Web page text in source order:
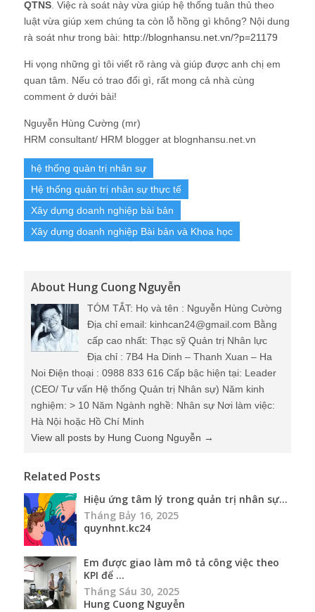
QTNS . Việc rà soát này vừa giúp hệ thống tuân thủ theo
luật vừa giúp xem chúng ta còn lỗ hồng gì không? Nội dung
rà soát như trong bài: http://blognhansu.net.vn/?p=21179
Hi vọng những gì tôi viết rõ ràng và giúp được anh chị em
quan tâm. Nếu có trao đổi gì, rất mong cả nhà cùng
comment ở dưới bài!
Nguyễn Hùng Cường (mr)
HRM consultant/ HRM blogger at blognhansu.net.vn
hệ thống quản trị nhân sự
Hệ thống quản trị nhân sự thực tế
Xây dựng doanh nghiệp bài bản
Xây dựng doanh nghiệp Bài bản và Khoa học
About Hung Cuong Nguyễn
TÓM TẮT: Họ và tên : Nguyễn Hùng Cường
Địa chỉ email: kinhcan24@gmail.com Bằng
cấp cao nhất: Thạc sỹ Quản trị Nhân lực
Địa chỉ : 7B4 Ha Dinh – Thanh Xuan – Ha
Noi Điện thoại : 0988 833 616 Cấp bậc hiện tại: Leader
(CEO/ Tư vấn Hệ thống Quản trị Nhân sự) Năm kinh
nghiệm: > 10 Năm Ngành nghề: Nhân sự Nơi làm việc:
Hà Nội hoặc Hồ Chí Minh
View all posts by Hung Cuong Nguyễn →
Related Posts
Hiệu ứng tâm lý trong quản trị nhân sự...
Tháng Bảy 16, 2025
quynhnt.kc24
Em được giao làm mô tả công việc theo
KPI để ...
Tháng Sáu 30, 2025
Hung Cuong Nguyễn